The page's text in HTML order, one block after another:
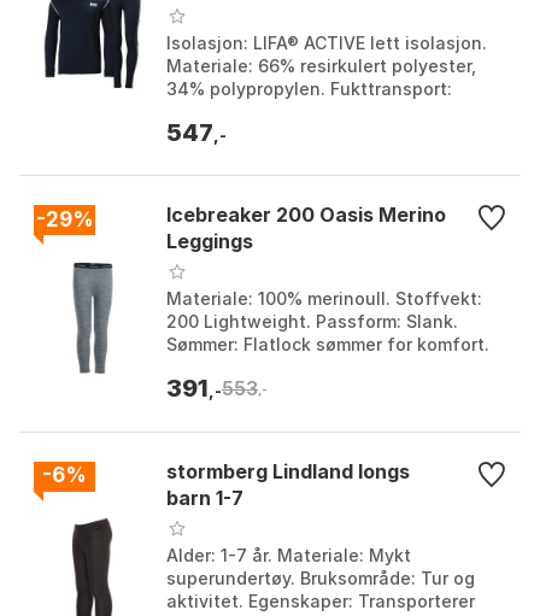
Isolasjon: LIFA® ACTIVE lett isolasjon.
Materiale: 66% resirkulert polyester,
34% polypropylen. Fukttransport:
Bruksområ...
547 ,-
-29%
Icebreaker 200 Oasis Merino
Leggings
Materiale: 100% merinoull. Stoffvekt:
200 Lightweight. Passform: Slank.
Sømmer: Flatlock sømmer for komfort.
monsoon 2,...
391 ,-553 ,-
-6%
stormberg Lindland longs
barn 1-7
Alder: 1-7 år. Materiale: Mykt
superundertøy. Bruksområde: Tur og
aktivitet. Egenskaper: Transporterer